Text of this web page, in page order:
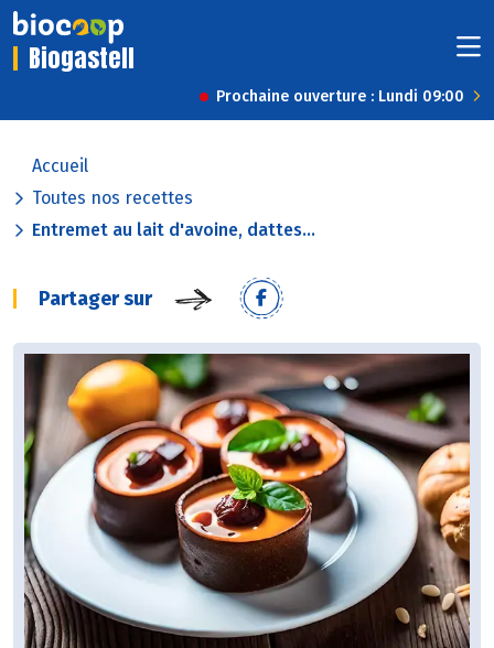
Biogastell
Prochaine ouverture : Lundi 09:00
Accueil
Toutes nos recettes
Entremet au lait d'avoine, dattes...
Partager sur